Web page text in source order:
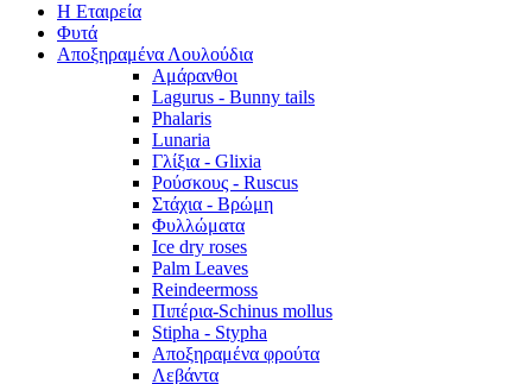
Η Εταιρεία
Φυτά
Αποξηραμένα Λουλούδια
Αμάρανθοι
Lagurus - Bunny tails
Phalaris
Lunaria
Γλίξια - Glixia
Ρούσκους - Ruscus
Στάχια - Βρώμη
Φυλλώματα
Ice dry roses
Palm Leaves
Reindeermoss
Πιπέρια-Schinus mollus
Stipha - Stypha
Αποξηραμένα φρούτα
Λεβάντα